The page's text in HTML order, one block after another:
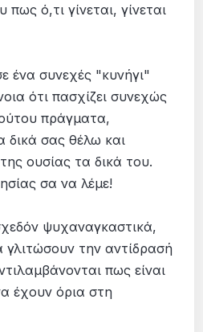
ό,τι γίνεται, γίνεται
ένα συνεχές "κυνήγι"
ότι πασχίζει συνεχώς
πράγματα,
δικά σας θέλω και
ουσίας τα δικά του.
σα να λέμε!
ψυχαναγκαστικά,
γλιτώσουν την αντίδρασή
πως είναι
έχουν όρια στη